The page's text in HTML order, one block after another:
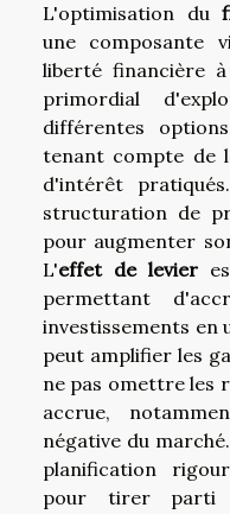
L'optimisation du
une composante
liberté financière
primordial
différentes
tenant compte de
d'intérêt
structuration de
pour augmenter
L'effet de levier
permettant
investissements en
peut amplifier les
ne pas omettre les
accrue,
négative du
planification
pour tirer parti